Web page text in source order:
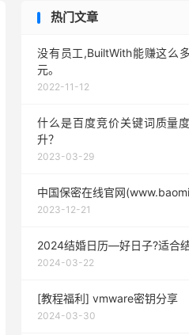
热门文章
没有员工,BuiltWith能赚这么
元。
2022-11-12
什么是百度竞价关键词质量
升？
2023-03-29
中国保密在线官网
2023-12-21
2024结婚日历—好日子?适合
2024-03-22
[教程福利] vmware密钥分享
2024-03-30